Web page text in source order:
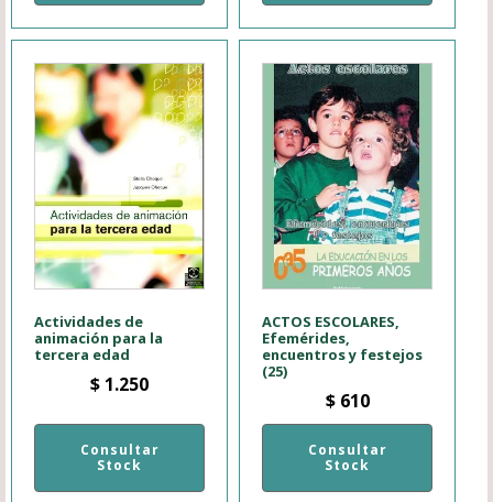
Actividades de
animación para la
tercera edad
$ 1.250
Consultar
Stock
ACTOS ESCOLARES,
Efemérides,
encuentros y festejos
(25)
$610
Consultar
Stock